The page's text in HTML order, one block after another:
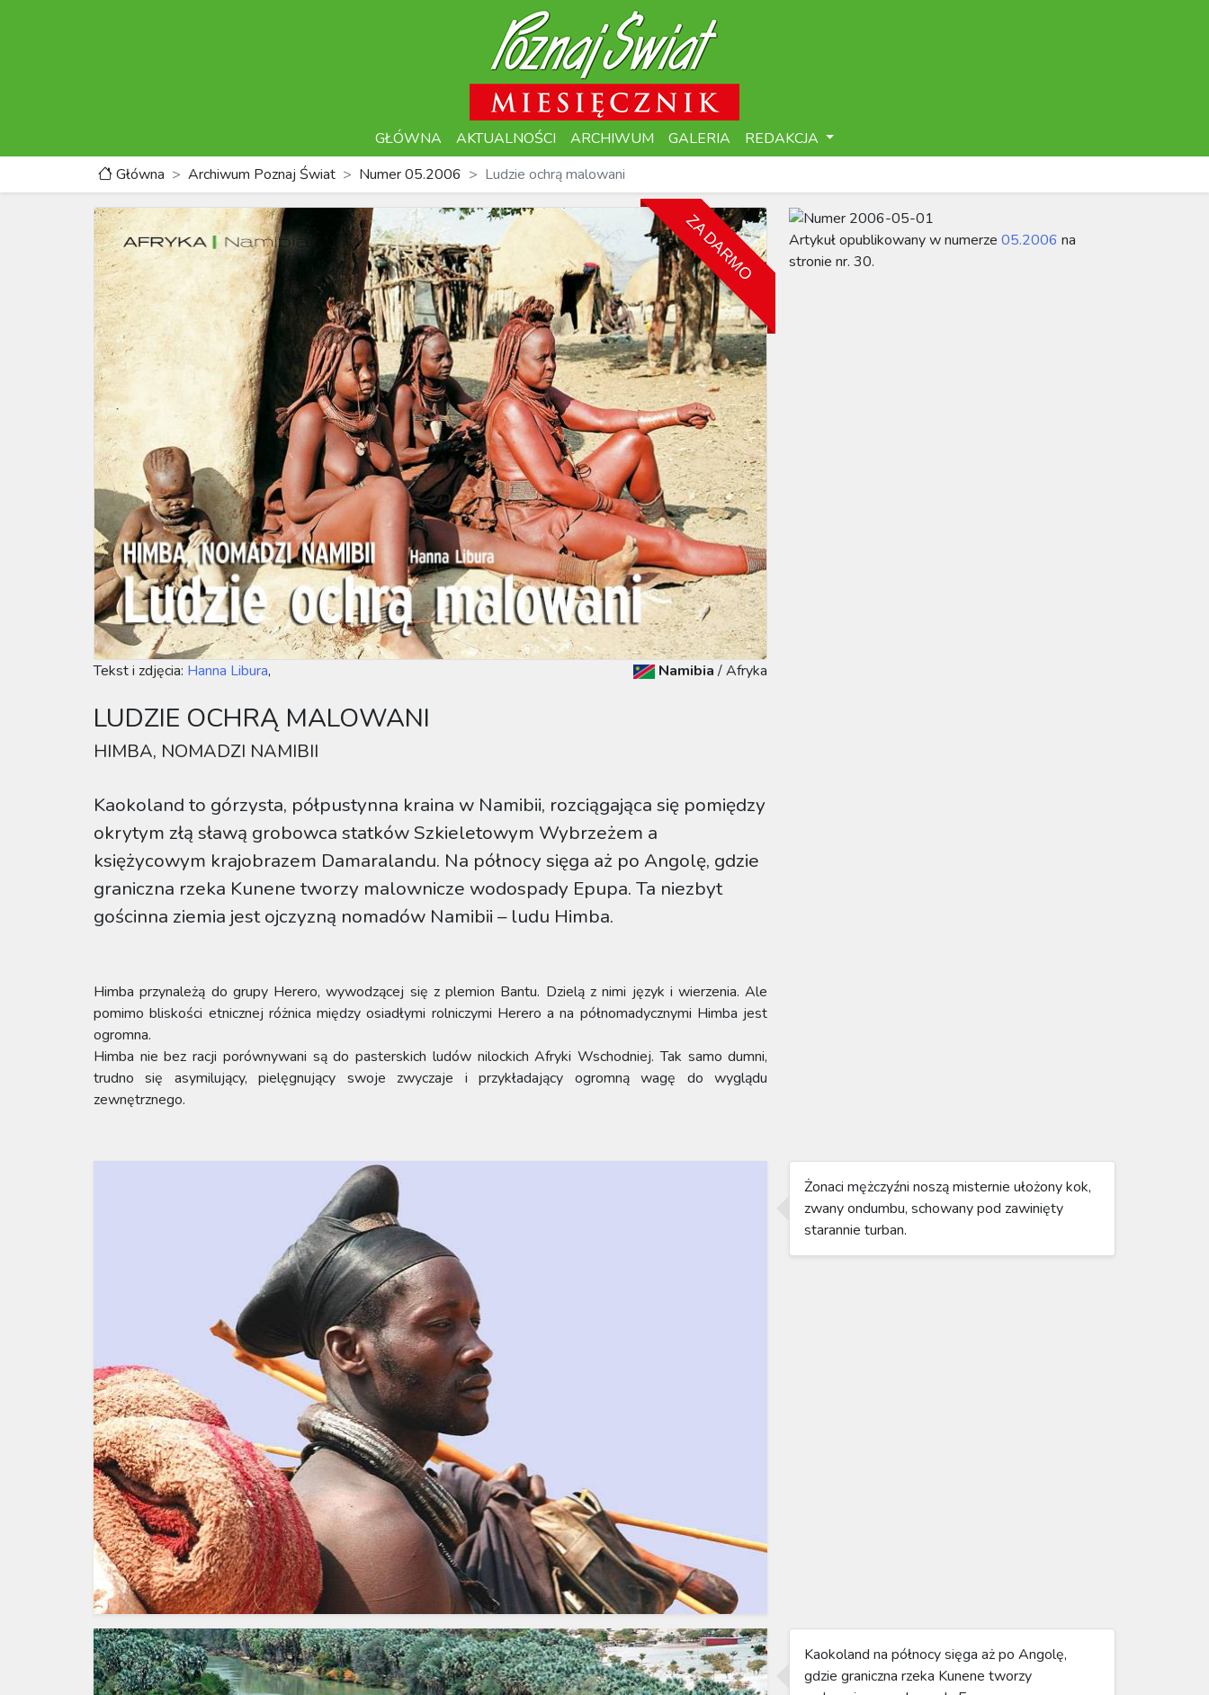
GŁÓWNA AKTUALNOŚCI ARCHIWUM GALERIA
REDAKCJA
Główna
Archiwum Poznaj Świat Numer 05.2006 Ludzie ochrą malowani
ZA DARMO Artykuł opublikowany w numerze05.2006 na
stronie nr. 30.
Tekst i zdjęcia: Hanna Libura,
LUDZIE OCHRĄ MALOWANI
HIMBA, NOMADZI NAMIBII
Namibia /Afryka
Kaokoland to górzysta, półpustynna kraina w Namibii, rozciągająca się pomiędzy
okrytym złą sławą grobowca statków Szkieletowym Wybrzeżem a
księżycowym krajobrazem Damaralandu. Na północy sięga aż po Angolę, gdzie
graniczna rzeka Kunene tworzy malownicze wodospady Epupa. Ta niezbyt
gościnna ziemia jest ojczyzną nomadów Namibii – ludu Himba.
Himba przynależą do grupy Herero, wywodzącej się z plemion Bantu. Dzielą z nimi język i wierzenia. Ale
pomimo bliskości etnicznej różnica między osiadłymi rolniczymi Herero a na półnomadycznymi Himba jest
ogromna.
Himba nie bez racji porównywani są do pasterskich ludów nilockich Afryki Wschodniej. Tak samo dumni,
trudno się asymilujący, pielęgnujący swoje zwyczaje i przykładający ogromną wagę do wyglądu
zewnętrznego.
Żonaci mężczyźni noszą misternie ułożony kok,
zwany ondumbu, schowany pod zawinięty
starannie turban.
Kaokoland na północy sięga aż po Angolę,
gdzie graniczna rzeka Kunene tworzy